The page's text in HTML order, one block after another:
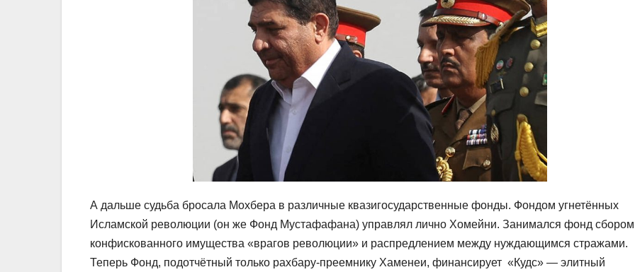
А дальше судьба бросала Мохбера в различные квазигосударственные фонды. Фондом угнетённых
Исламской революции (он же Фонд Мустафафана) управлял лично Хомейни. Занимался фонд сбором
конфискованного имущества «врагов революции» и распредлением между нуждающимся стражами.
Теперь Фонд, подотчётный только рахбару-преемнику Хаменеи, финансирует «Кудс» — элитный